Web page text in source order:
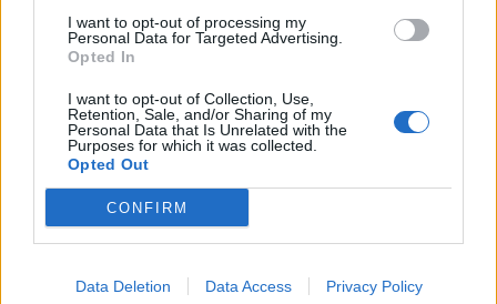
I want to opt-out of processing my
Personal Data for Targeted Advertising.
Opted In
I want to opt-out of Collection, Use,
Retention, Sale, and/or Sharing of my
Personal Data that Is Unrelated with the
Purposes for which it was collected.
Opted Out
CONFIRM
Data Deletion Data Access Privacy Policy
ΣΧΕΤΙΚΑ ΑΡΘΡΑ
γνωρίζετε το ρίσκο, πώς το διαχειρίζεστε